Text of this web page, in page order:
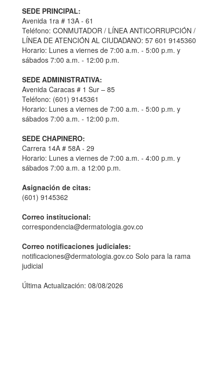
SEDE PRINCIPAL:
Avenida 1ra # 13A - 61
Teléfono: CONMUTADOR / LÍNEA ANTICORRUPCIÓN /
LÍNEA DE ATENCIÓN AL CIUDADANO: 57 601 9145360
Horario: Lunes a viernes de 7:00 a.m. - 5:00 p.m. y
sábados 7:00 a.m. - 12:00 p.m.
SEDE ADMINISTRATIVA:
Avenida Caracas # 1 Sur – 85
Teléfono: (601) 9145361
Horario: Lunes a viernes de 7:00 a.m. - 5:00 p.m. y
sábados 7:00 a.m. - 12:00 p.m.
SEDE CHAPINERO:
Carrera 14A # 58A - 29
Horario: Lunes a viernes de 7:00 a.m. - 4:00 p.m. y
sábados 7:00 a.m. a 12:00 p.m.
Asignación de citas:
(601) 9145362
Correo institucional:
correspondencia@dermatologia.gov.co
Correo notificaciones judiciales:
notificaciones@dermatologia.gov.co Solo para la rama
judicial
Última Actualización: 08/08/2026